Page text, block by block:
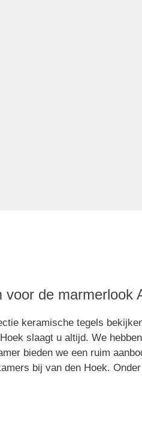
voor de marmerlook
keramische tegels
slaagt u altijd. We
bieden we een ruim
bij van den Hoek.